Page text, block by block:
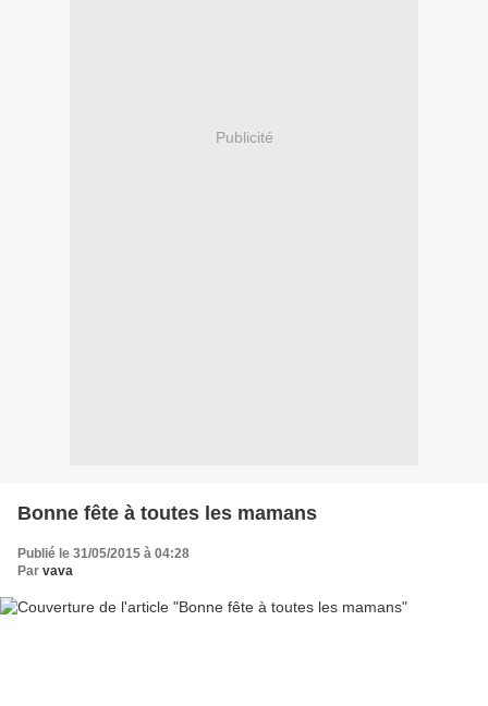
Publicité
Bonne fête à toutes les mamans
Publié le 31/05/2015 à 04:28
Par vava